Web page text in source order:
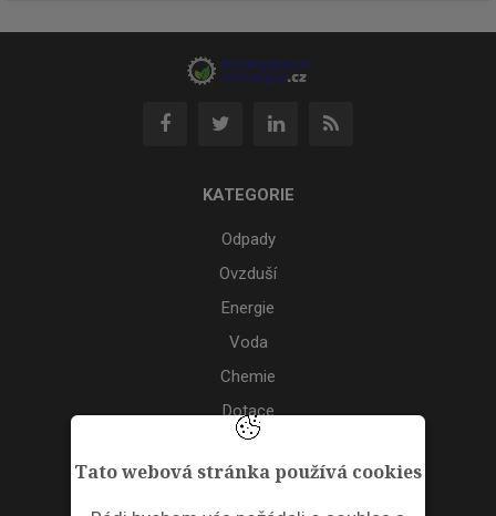
Tato webová stránka používá cookies
KATEGORIE
Odpady
Ovzduší
Energie
Voda
Chemie
Dotace
Akce